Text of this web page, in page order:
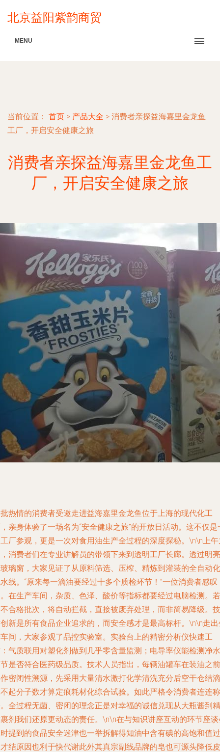
北京益阳紫韵商贸
MENU
当前位置： 首页 > 产品大全 > 消费者亲探益海嘉里金龙鱼
工厂，开启安全健康之旅
消费者亲探益海嘉里金龙鱼工
厂，开启安全健康之旅
热情的消费者受邀走进益海嘉里金龙鱼位于上海的现代化工
亲身体验了一场名为“安全健康之旅”的开放日活动。这不仅是
厂参观，更是一次对食用油生产全过程的深度探秘。\n\n上
消费者们在专业讲解员的带领下来到透明工厂长廊。透过明亮
璃窗，大家见证了从原料筛选、压榨、精炼到灌装的全自动化
线。“原来每一滴油要经过十多个质检环节！”一位消费者感叹
在生产车间，杂质、色泽、酸价等指标都要经过电脑检测。若
合格批次，将自动拦截，直接被废弃处理，而非简易降级。技
新是所有食品企业追求的，而安全感才是最高标杆。\n\n走
间，大家参观了品控实验室。实验台上的精密分析仪快速工
气质联用对塑化剂做到几乎零含量监测；电导率仪能检测净水
是否符合医药级品质。技术人员指出，每辆油罐车在装油之前
密闭性溯源，先采用大量清水激打化学清洗充分后空干仓结滴
起分子数才算定痕耗材化综合试验。如此严格令消费者连连称
全过程无菌、密闭的理念正是对幸福的诚信兑现从大瓶酱到精
剂我们还原更动态的责任。\n\n在与知识讲座互动的环节座
提到的食品安全迷津也一举拆解得知油中含有碘的高饱和值过
结原因也利于快代谢此外其真宗副线品牌的皂也可源头降低皮